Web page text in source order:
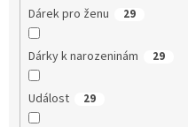
Dárek pro ženu 29
Dárky k narozeninám 29
Událost 29